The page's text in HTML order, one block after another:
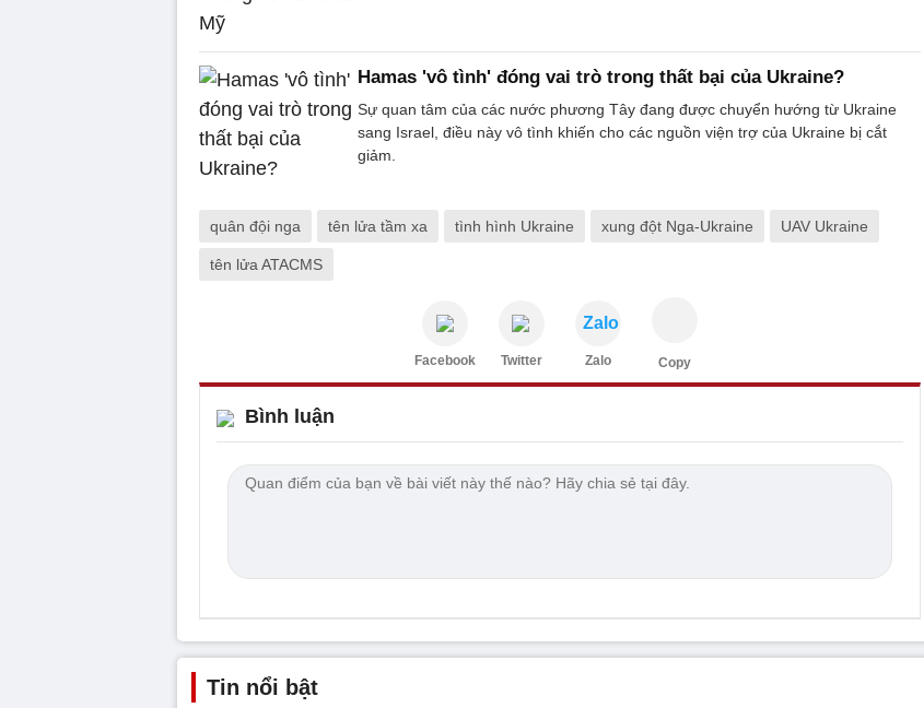
Hamas 'vô tình' đóng vai trò trong thất bại của Ukraine?
Sự quan tâm của các nước phương Tây đang được chuyển hướng từ Ukraine
sang Israel, điều này vô tình khiến cho các nguồn viện trợ của Ukraine bị cắt
giảm.
quân đội nga tên lửa tầm xa tình hình Ukraine xung đột Nga-Ukraine UAV Ukraine
tên lửa ATACMS
Facebook Twitter
Zalo
Zalo Copy
Bình luận
Tin nổi bật